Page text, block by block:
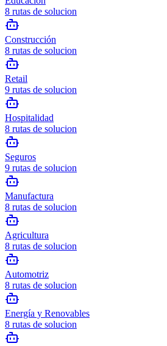
8 rutas de solucion
Construcción
8 rutas de solucion
Retail
9 rutas de solucion
Hospitalidad
8 rutas de solucion
Seguros
9 rutas de solucion
Manufactura
8 rutas de solucion
Agricultura
8 rutas de solucion
Automotriz
8 rutas de solucion
Energía y Renovables
8 rutas de solucion